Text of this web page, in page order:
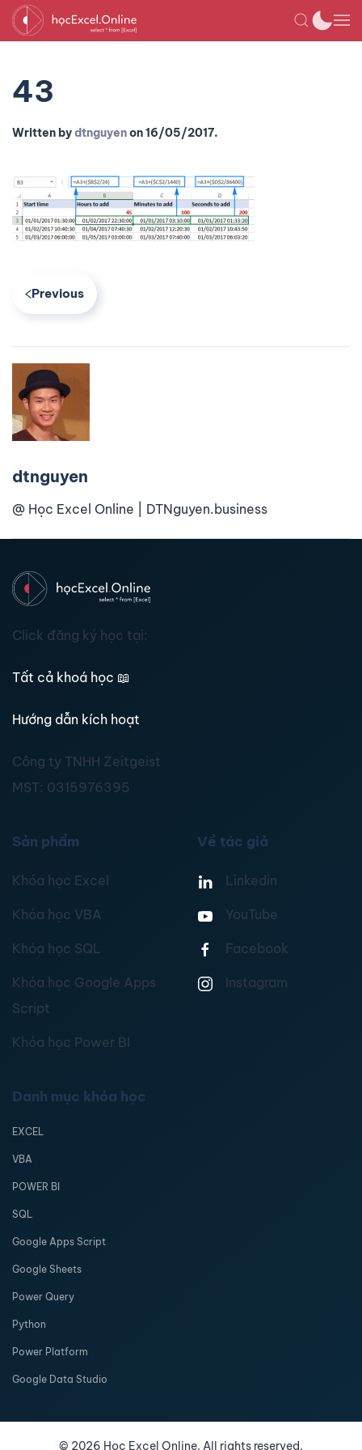
43
Written bydtnguyenon16/05/2017.
Previous
dtnguyen
@ Học Excel Online | DTNguyen.business
Click đăng ký học tại:
Tất cả khoá học 📖
Hướng dẫn kích hoạt
Công ty TNHH Zeitgeist
MST: 0315976395
Sản phẩm
Khóa học Excel
Khóa học VBA
Khóa học SQL
Khóa học Google Apps
Script
Khóa học Power BI
Về tác giả
Linkedin
YouTube
Facebook
Instagram
Danh mục khóa học
EXCEL
VBA
POWER BI
SQL
Google Apps Script
Google Sheets
Power Query
Python
Power Platform
Google Data Studio
© 2026 Học Excel Online. All rights reserved.